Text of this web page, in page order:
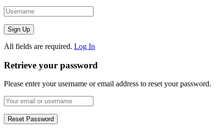
All fields are required. Log In
Retrieve your password
Please enter your username or email address to reset your password.